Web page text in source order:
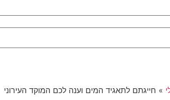
» חייגתם לתאגיד המים וענה לכם המוקד העירוני